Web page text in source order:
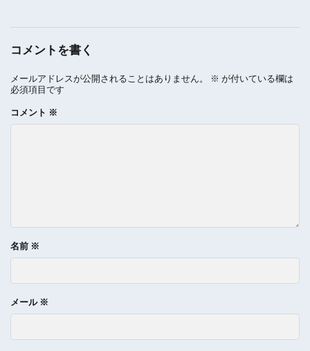
コメントを書く
メールアドレスが公開されることはありません。 ※ が付いている欄は
必須項目です
コメント ※
名前 ※
メール ※